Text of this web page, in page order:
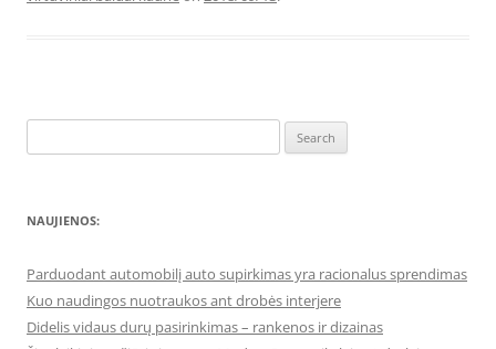
for:
NAUJIENOS:
Parduodant automobilį auto supirkimas yra racionalus sprendimas
Kuo naudingos nuotraukos ant drobės interjere
Didelis vidaus durų pasirinkimas – rankenos ir dizainas